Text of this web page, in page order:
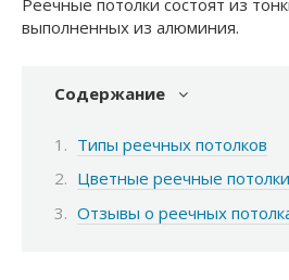
Реечные потолки состоят из
выполненных из алюминия.
Содержание
Типы реечных потолков
Цветные реечные потолки
Отзывы о реечных